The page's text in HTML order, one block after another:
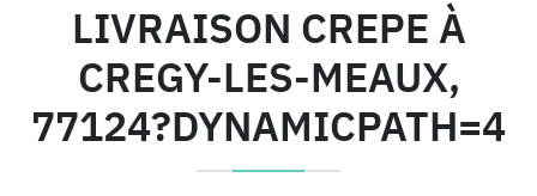
LIVRAISON CREPE À
CREGY-LES-MEAUX,
77124?DYNAMICPATH=4